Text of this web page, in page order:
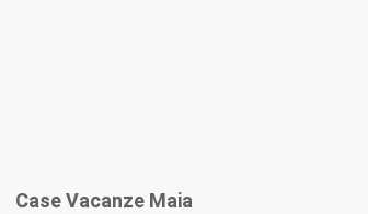
Case Vacanze Maia